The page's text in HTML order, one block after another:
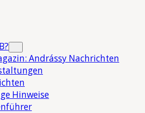
Andrássy Nachrichten
Hinweise